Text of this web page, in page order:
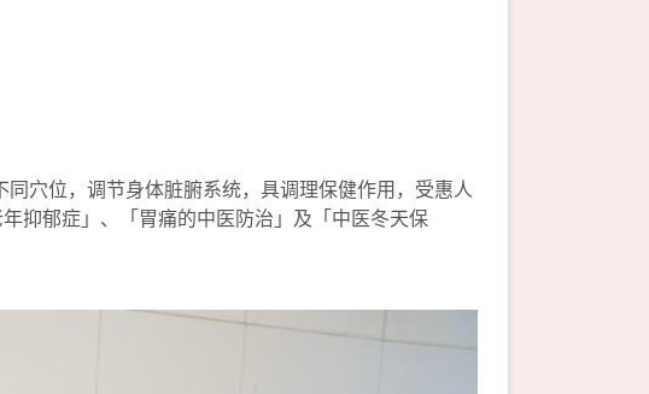
穴位，调节身体脏腑系统，具调理保健作用，受惠人
抑郁症」、「胃痛的中医防治」及「中医冬天保